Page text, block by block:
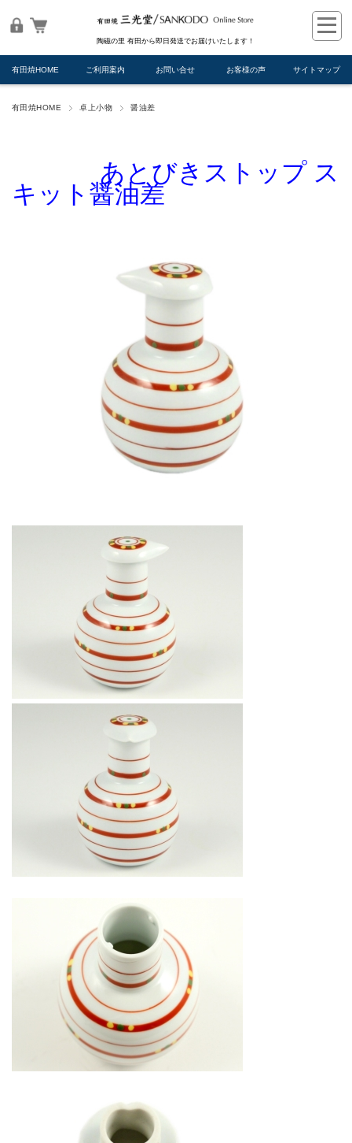
陶磁の里 有田から即日発送でお届けいたします！
有田焼HOME ご利用案内 お問い合せ お客様の声 サイトマップ
有田焼HOME 卓上小物 醤油差
あとびきストップ ス
キット醤油差